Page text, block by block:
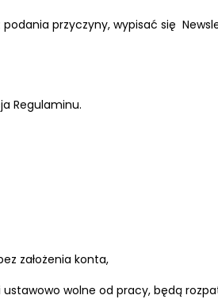
przyczyny, wypisać się
Regulaminu.
założenia konta,
ustawowo wolne od pracy, będą